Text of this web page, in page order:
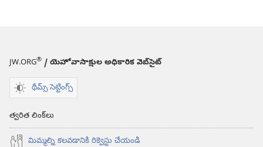
JW.ORG® / యెహోవాసాక్షుల అధికారిక వెబ్‌సైట్‌
థీమ్స్ సెట్టింగ్స్
త్వరిత లింక్‌లు
మిమ్మల్ని కలవడానికి రిక్వెస్టు చేయండి